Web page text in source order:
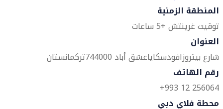
المنطقة الزمنية
توقيت غرينتش +5 ساعات
العنوان
شارع بيتروزافودسكاياعشق أباد 744000
تركمانستان
رقم الهاتف
256064 12 993+
محطة فلاي دبي